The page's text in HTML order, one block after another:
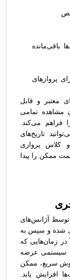
باقی‌مانده
پروازهای
معتبر و قابل
مشاهده تمامی
فراهم می‌کند.
تاریخ‌های
کلاس پروازی
ممکن را پیدا
آژانس‌های
شده و سپس به
زمان‌هایی که
سیستمی عرضه
سریع، ممکن
افزایش یابد.